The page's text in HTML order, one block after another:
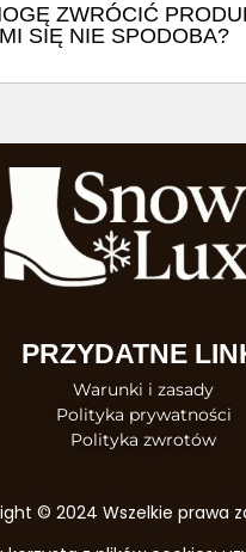
ZWRÓCIĆ
SIĘ NIE SPODOBA?
PRZYDATNE
Warunki i zasady
Polityka prywatności
Polityka zwrotów
© 2024 Wszelkie prawa